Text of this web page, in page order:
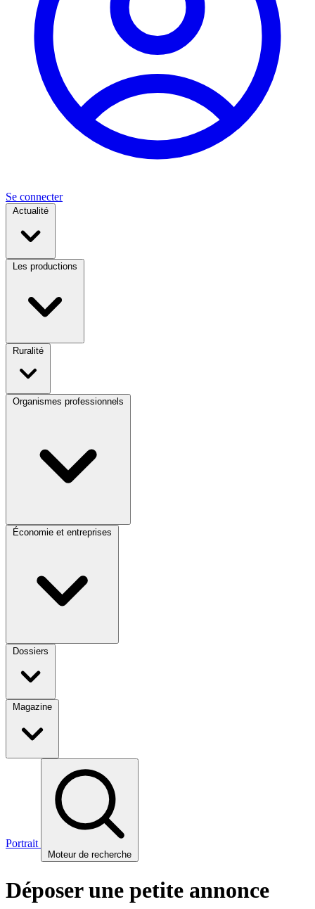
Se connecter
Actualité
Les productions
Ruralité
Organismes professionnels
Économie et entreprises
Dossiers
Magazine
Portrait
Moteur de recherche
Déposer une petite annonce